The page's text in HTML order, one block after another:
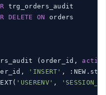
DELETE ON
(order_id,
'INSERT' ,
'USERENV' ,